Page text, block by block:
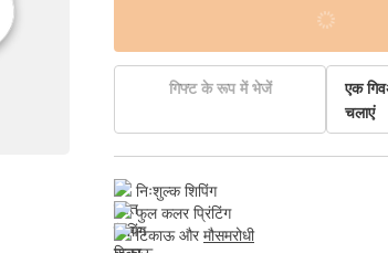
गिफ्ट के रूप में भेजें
एक
चलाएं
निःशुल्क शिपिंग
फुल कलर प्रिंटिंग
टिकाऊ और मौसमरोधी